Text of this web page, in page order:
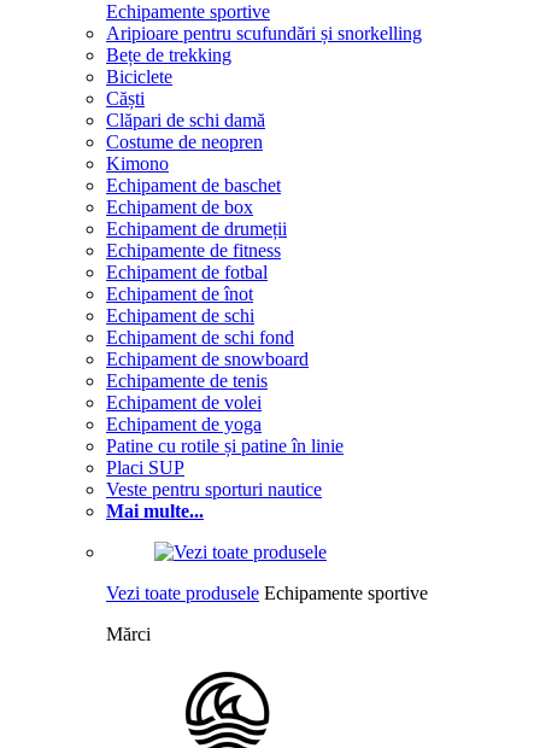
Echipamente sportive
Aripioare pentru scufundări și snorkelling
Bețe de trekking
Biciclete
Căști
Clăpari de schi damă
Costume de neopren
Kimono
Echipament de baschet
Echipament de box
Echipament de drumeții
Echipamente de fitness
Echipament de fotbal
Echipament de înot
Echipament de schi
Echipament de schi fond
Echipament de snowboard
Echipamente de tenis
Echipament de volei
Echipament de yoga
Patine cu rotile și patine în linie
Placi SUP
Veste pentru sporturi nautice
Mai multe...
Vezi toate produsele Echipamente sportive
Mărci